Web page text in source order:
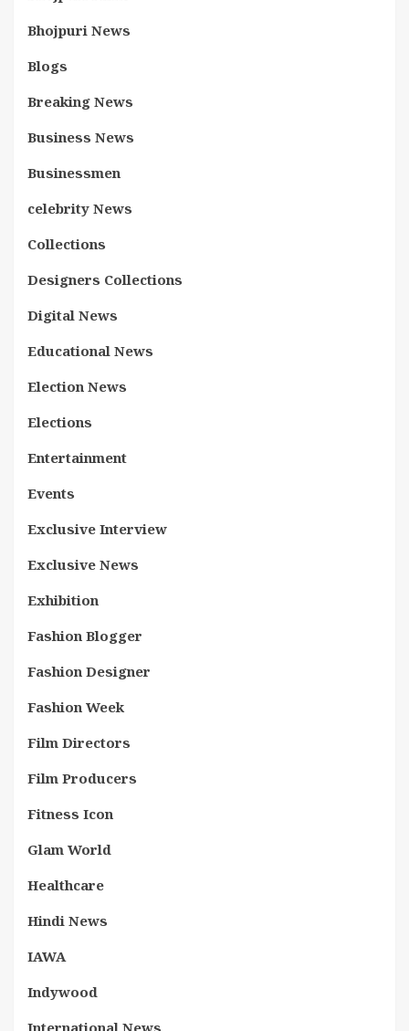
Bhojpuri News
Blogs
Breaking News
Business News
Businessmen
celebrity News
Collections
Designers Collections
Digital News
Educational News
Election News
Elections
Entertainment
Events
Exclusive Interview
Exclusive News
Exhibition
Fashion Blogger
Fashion Designer
Fashion Week
Film Directors
Film Producers
Fitness Icon
Glam World
Healthcare
Hindi News
IAWA
Indywood
International News